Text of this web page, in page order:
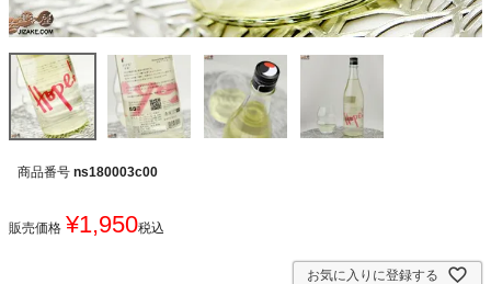
商品番号 ns180003c00
販売価格 ¥1,950税込
お気に入りに登録する